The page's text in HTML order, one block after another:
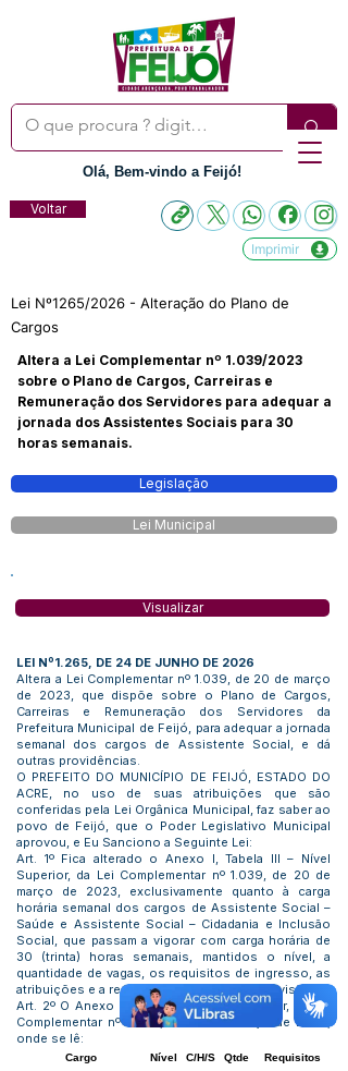
Olá, Bem-vindo a Feijó!
Voltar
Imprimir
Lei Nº1265/2026 - Alteração do Plano de
Cargos
Altera a Lei Complementar nº 1.039/2023
sobre o Plano de Cargos, Carreiras e
Remuneração dos Servidores para adequar a
jornada dos Assistentes Sociais para 30
horas semanais.
Legislação
Lei Municipal
Visualizar
LEI Nº1.265, DE 24 DE JUNHO DE 2026
Altera a Lei Complementar nº 1.039, de 20 de março
de 2023, que dispõe sobre o Plano de Cargos,
Carreiras e Remuneração dos Servidores da
Prefeitura Municipal de Feijó, para adequar a jornada
semanal dos cargos de Assistente Social, e dá
outras providências.
O PREFEITO DO MUNICÍPIO DE FEIJÓ, ESTADO DO
ACRE, no uso de suas atribuições que são
conferidas pela Lei Orgânica Municipal, faz saber ao
povo de Feijó, que o Poder Legislativo Municipal
aprovou, e Eu Sanciono a Seguinte Lei:
Art. 1º Fica alterado o Anexo I, Tabela III – Nível
Superior, da Lei Complementar nº 1.039, de 20 de
março de 2023, exclusivamente quanto à carga
horária semanal dos cargos de Assistente Social –
Saúde e Assistente Social – Cidadania e Inclusão
Social, que passam a vigorar com carga horária de
30 (trinta) horas semanais, mantidos o nível, a
quantidade de vagas, os requisitos de ingresso, as
atribuições e a remuneração atualmente previstos.
Art. 2º O Anexo I, Tabela III – Nível Superior, da Lei
Complementar nº 1.039, de 20 de março de 2023,
onde se lê:
Cargo Nível C/H/S Qtde
Requisitos